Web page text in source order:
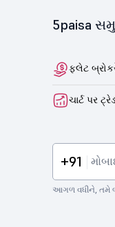
5paisa
ફ્લેટ
ચાર્ટ પર
+91
આગળ વધીને, તમે